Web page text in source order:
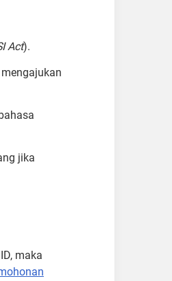
Act).
jika
maka